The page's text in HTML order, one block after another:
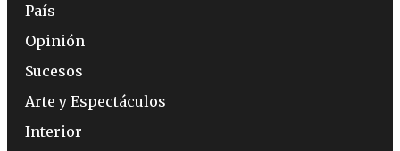
País
Opinión
Sucesos
Arte y Espectáculos
Interior